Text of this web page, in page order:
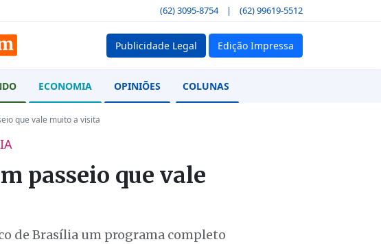
(62) 3095-8754 | (62) 99619-5512
Publicidade Legal Edição Impressa
ECONOMIA OPINIÕES COLUNAS
que vale muito a visita
passeio que vale
de Brasília um programa completo